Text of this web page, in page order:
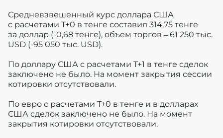
Средневзвешенный курс доллара США
с расчетами T+0 в тенге составил 314,75 тенге
за доллар (-0,68 тенге), объем торгов – 61 250 тыс.
USD (-95 050 тыс. USD).
По доллару США с расчетами T+1 в тенге сделок
заключено не было. На момент закрытия сессии
котировки отсутствовали.
По евро с расчетами T+0 в тенге и в долларах
США сделок заключено не было. На момент
закрытия котировки отсутствовали.